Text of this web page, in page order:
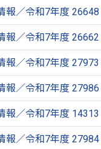
報／令和7年度
報／令和7年度
報／令和7年度
報／令和7年度
報／令和7年度
報／令和7年度